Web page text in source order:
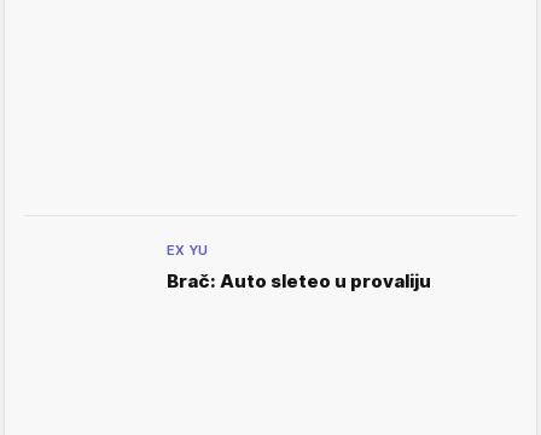
EX YU
Brač: Auto sleteo u provaliju